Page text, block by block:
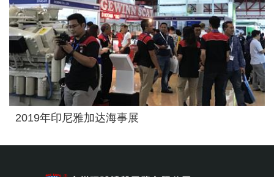
2019年印尼雅加达海事展